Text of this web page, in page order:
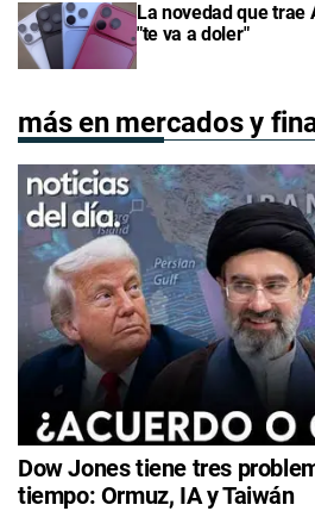
La novedad que trae
"te va a doler"
más en mercados y
Dow Jones tiene tres
tiempo: Ormuz, IA y Taiwán